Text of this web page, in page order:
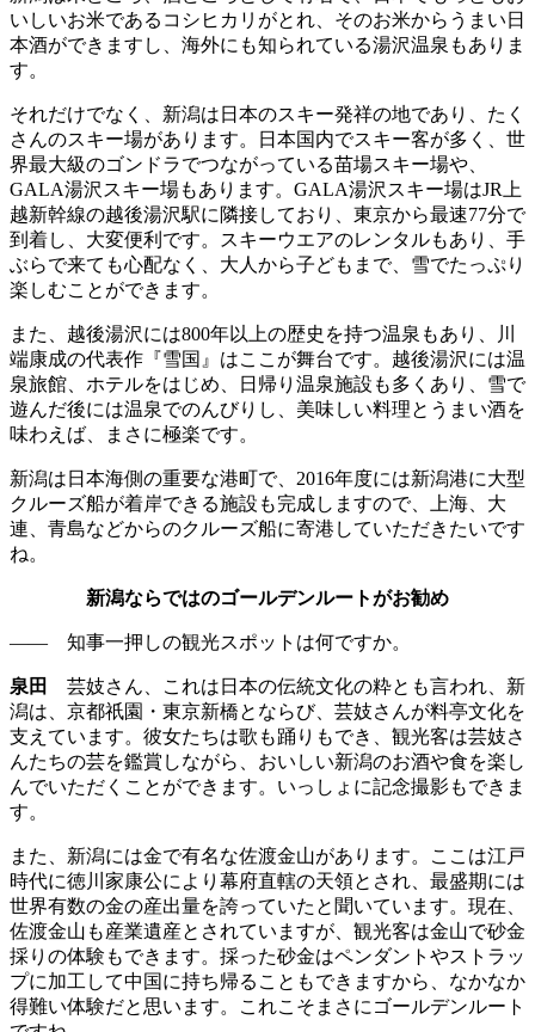
いしいお米であるコシヒカリがとれ、そのお米からうまい日
本酒ができますし、海外にも知られている湯沢温泉もありま
す。
それだけでなく、新潟は日本のスキー発祥の地であり、たく
さんのスキー場があります。日本国内でスキー客が多く、世
界最大級のゴンドラでつながっている苗場スキー場や、
GALA湯沢スキー場もあります。GALA湯沢スキー場はJR上
越新幹線の越後湯沢駅に隣接しており、東京から最速77分で
到着し、大変便利です。スキーウエアのレンタルもあり、手
ぶらで来ても心配なく、大人から子どもまで、雪でたっぷり
楽しむことができます。
また、越後湯沢には800年以上の歴史を持つ温泉もあり、川
端康成の代表作『雪国』はここが舞台です。越後湯沢には温
泉旅館、ホテルをはじめ、日帰り温泉施設も多くあり、雪で
遊んだ後には温泉でのんびりし、美味しい料理とうまい酒を
味わえば、まさに極楽です。
新潟は日本海側の重要な港町で、2016年度には新潟港に大型
クルーズ船が着岸できる施設も完成しますので、上海、大
連、青島などからのクルーズ船に寄港していただきたいです
ね。
新潟ならではのゴールデンルートがお勧め
—— 知事一押しの観光スポットは何ですか。
泉田
芸妓さん、これは日本の伝統文化の粋とも言われ、新
潟は、京都祇園 ・ 東京新橋とならび、芸妓さんが料亭文化を
支えています。彼女たちは歌も踊りもでき、観光客は芸妓さ
んたちの芸を鑑賞しながら、おいしい新潟のお酒や食を楽し
んでいただくことができます。いっしょに記念撮影もできま
す。
また、新潟には金で有名な佐渡金山があります。ここは江戸
時代に徳川家康公により幕府直轄の天領とされ、最盛期には
世界有数の金の産出量を誇っていたと聞いています。現在、
佐渡金山も産業遺産とされていますが、観光客は金山で砂金
採りの体験もできます。採った砂金はペンダントやストラッ
プに加工して中国に持ち帰ることもできますから、なかなか
得難い体験だと思います。これこそまさにゴールデンルート